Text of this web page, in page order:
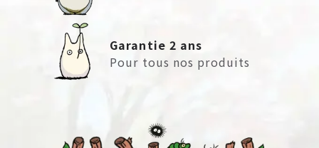
Garantie 2 ans
Pour tous nos produits